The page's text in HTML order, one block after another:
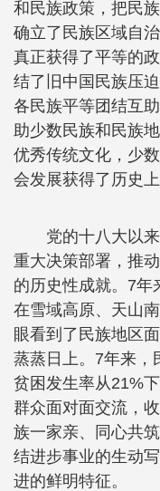
和民族政策，把民
确立了民族区域自
真正获得了平等的
结了旧中国民族压
各民族平等团结互
助少数民族和民族
优秀传统文化，少
会发展获得了历史
党的十八大以
重大决策部署，推
的历史性成就。7年
在雪域高原、天山
眼看到了民族地区
蒸蒸日上。7年来，
贫困发生率从21%
群众面对面交流，
族一家亲、同心共
结进步事业的生动
进的鲜明特征。